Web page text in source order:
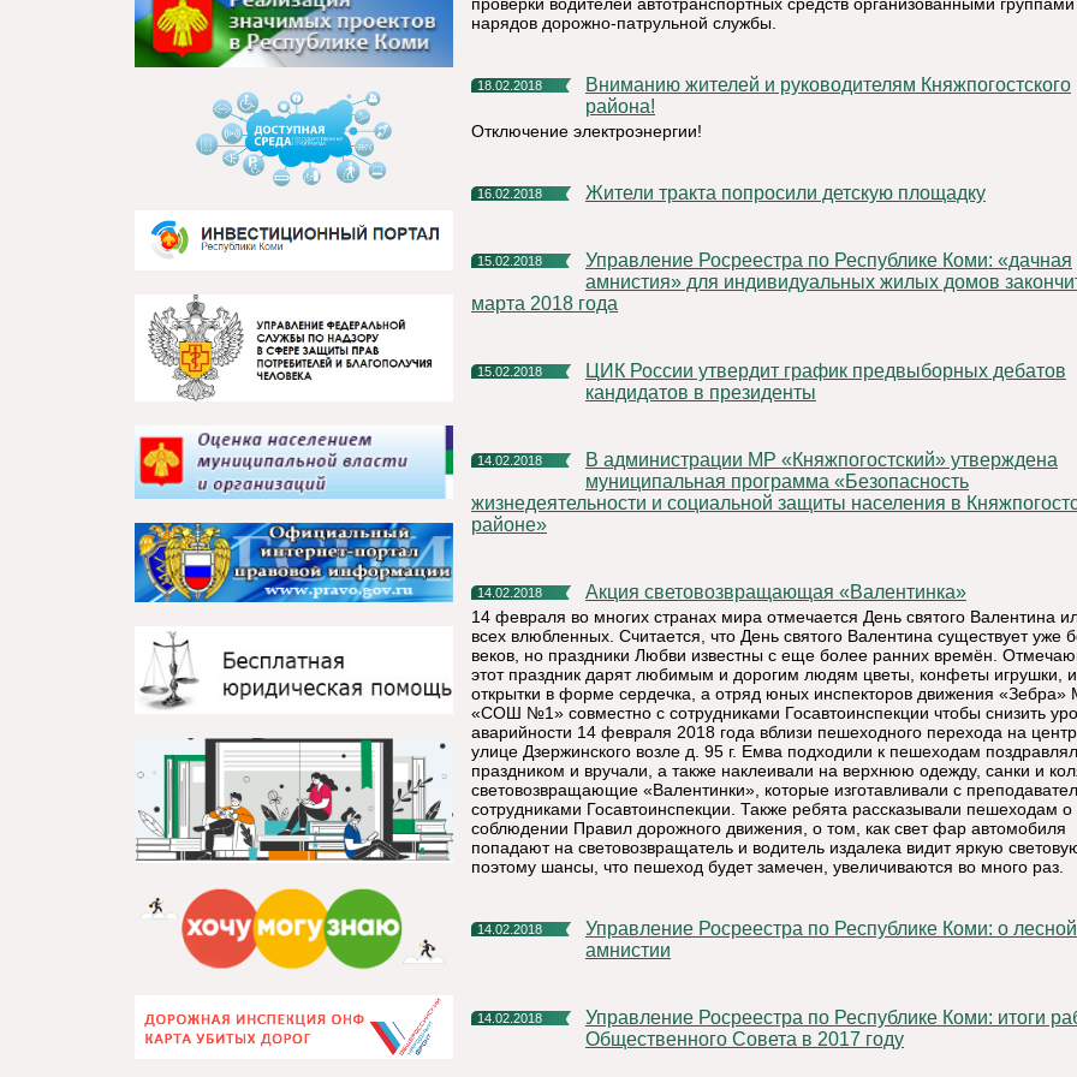
нарядов дорожно-патрульной службы.
18.02.2018
Вниманию жителей и руководителям Княжпогостского
района!
Отключение электроэнергии!
16.02.2018 Жители тракта попросили детскую площадку
15.02.2018
Управление Росреестра по Республике Коми: «дачная
амнистия» для индивидуальных жилых домов
марта 2018 года
15.02.2018
ЦИК России утвердит график предвыборных дебатов
кандидатов в президенты
14.02.2018
В администрации МР «Княжпогостский» утверждена
муниципальная программа «Безопасность
жизнедеятельности и социальной защиты населения в
районе»
14.02.2018 Акция световозвращающая «Валентинка»
14 февраля во многих странах мира отмечается День святого Валентина
всех влюбленных. Считается, что День святого Валентина существует уже
веков, но праздники Любви известны с еще более ранних времён.
этот праздник дарят любимым и дорогим людям цветы, конфеты игрушки,
открытки в форме сердечка, а отряд юных инспекторов движения
«СОШ №1» совместно с сотрудниками Госавтоинспекции чтобы снизить
аварийности 14 февраля 2018 года вблизи пешеходного перехода на
улице Дзержинского возле д. 95 г. Емва подходили к пешеходам
праздником и вручали, а также наклеивали на верхнюю одежду, санки и
световозвращающие «Валентинки», которые изготавливали с
сотрудниками Госавтоинспекции. Также ребята рассказывали пешеходам о
соблюдении Правил дорожного движения, о том, как свет фар автомобиля
попадают на световозвращатель и водитель издалека видит яркую световую
поэтому шансы, что пешеход будет замечен, увеличиваются во много раз.
14.02.2018
Управление Росреестра по Республике Коми: о лесной
амнистии
14.02.2018
Управление Росреестра по Республике Коми: итоги работы
Общественного Совета в 2017 году